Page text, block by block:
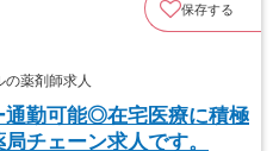
保存する
薬剤師求人
通勤可能◎在宅医療に積極
チェーン求人です。